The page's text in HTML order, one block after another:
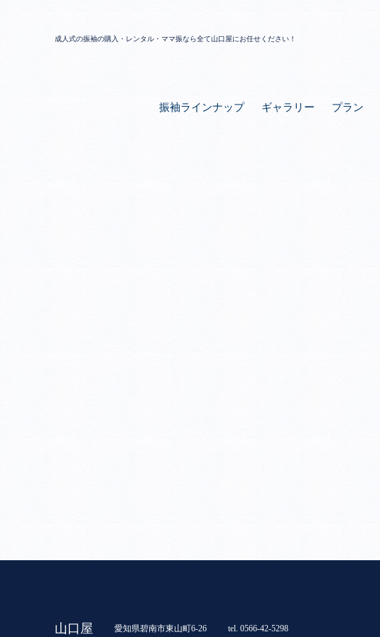
成人式の振袖の購入・レンタル・ママ振なら全て山口屋にお任せください！
振袖ラインナップ ギャラリー プラン
山口屋 愛知県碧南市東山町6-26 tel. 0566-42-5298